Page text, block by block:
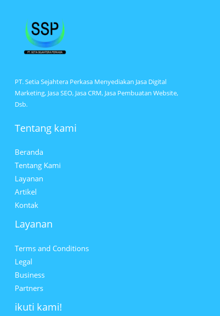
PT. Setia Sejahtera Perkasa Menyediakan Jasa Digital
Marketing, Jasa SEO, Jasa CRM, Jasa Pembuatan Website,
Dsb.
Tentang kami
Beranda
Tentang Kami
Layanan
Artikel
Kontak
Layanan
Terms and Conditions
Legal
Business
Partners
ikuti kami!